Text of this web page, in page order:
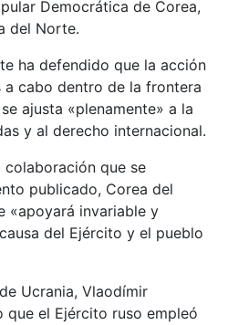
Democrática de Corea,
del Norte.
ha defendido que la acción
a cabo dentro de la frontera
ajusta «plenamente» a la
y al derecho internacional.
colaboración que se
publicado, Corea del
«apoyará invariable y
del Ejército y el pueblo
Ucrania, Vlaodímir
que el Ejército ruso empleó